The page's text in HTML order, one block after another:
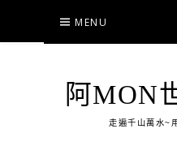
content
MENU
阿MON
走遍千山萬水~